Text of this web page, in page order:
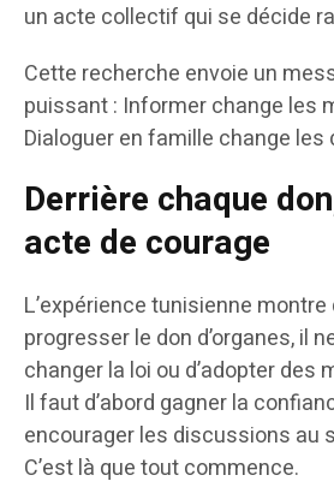
un acte collectif qui se décide
Cette recherche envoie un
puissant : Informer change les
Dialoguer en famille change les
Derrière chaque
acte de courage
L’expérience tunisienne
progresser le don d’organes, il
changer la loi ou d’adopter des
Il faut d’abord gagner la
encourager les discussions au
C’est là que tout commence.